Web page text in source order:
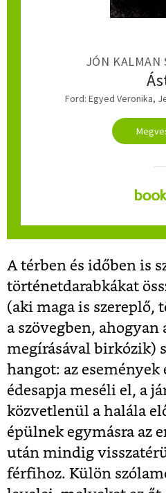
JÓN KALMAN
Ford: Egyed Veronika,
A térben és időben is
történetdarabkákat
(aki maga is szereplő,
a szövegben,
megírásával birkózik)
hangot: az események
édesapja meséli el, a
közvetlenül a halála
épülnek egymásra az
után mindig
férfihoz. Külön